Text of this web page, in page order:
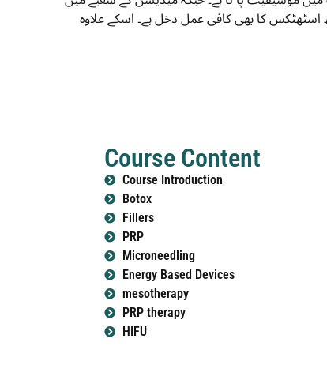
کا بھی کافی عمل دخل ہے۔ اسکے علاوہ
Course Content
Course Introduction
Botox
Fillers
PRP
Microneedling
Energy Based Devices
mesotherapy
PRP therapy
HIFU